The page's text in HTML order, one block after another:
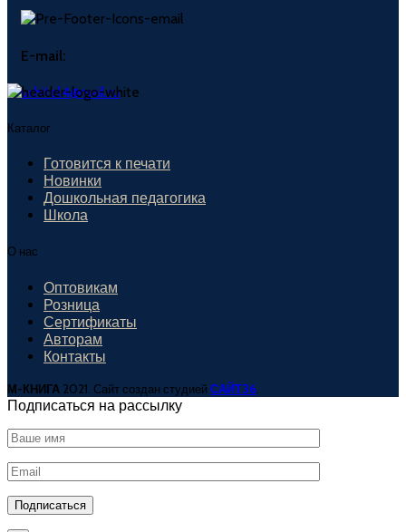
E-mail:
uchitel4@mail.ru
Каталог
Готовится к печати
Новинки
Дошкольная педагогика
Школа
О нас
Оптовикам
Розница
Сертификаты
Авторам
Контакты
М-КНИГА 2021. Сайт создан студиейСАЙТ36
Подписаться на рассылку